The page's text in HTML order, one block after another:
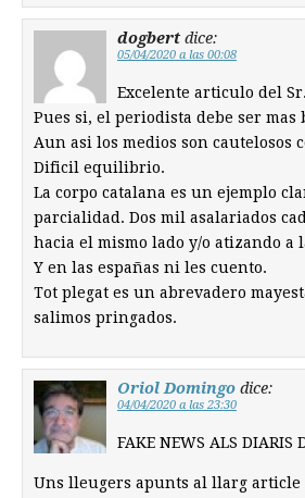
dogbert dice:
05/04/2020 a las 00:08
Excelente articulo del
Pues si, el periodista debe ser mas
Aun asi los medios son cautelosos
Dificil equilibrio.
La corpo catalana es un ejemplo
parcialidad. Dos mil asalariados
hacia el mismo lado y/o atizando a
Y en las españas ni les cuento.
Tot plegat es un abrevadero
salimos pringados.
Oriol Domingo dice:
04/04/2020 a las 23:30
FAKE NEWS ALS DIARIS
Uns lleugers apunts al llarg article